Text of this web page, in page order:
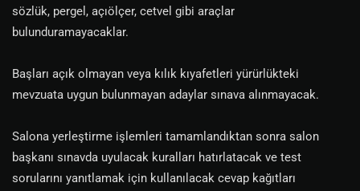
sözlük, pergel, açıölçer, cetvel gibi araçlar
bulunduramayacaklar.
Başları açık olmayan veya kılık kıyafetleri yürürlükteki
mevzuata uygun bulunmayan adaylar sınava alınmayacak.
Salona yerleştirme işlemleri tamamlandıktan sonra salon
başkanı sınavda uyulacak kuralları hatırlatacak ve test
sorularını yanıtlamak için kullanılacak cevap kağıtları